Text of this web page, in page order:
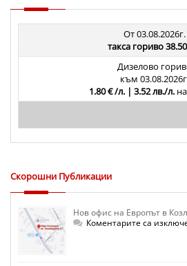
От 03.08.2026г.
такса гориво
Дизелово
към
1.80 € /л. | 3.52 лв./л.
Скорошни Публикации
Нов офис на Европът в
Коментарите са